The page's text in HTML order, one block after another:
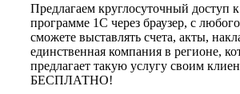
Предлагаем круглосуточный доступ к
программе 1С через браузер, с
сможете выставлять счета, акты,
единственная компания в регионе,
предлагает такую услугу своим
БЕСПЛАТНО!